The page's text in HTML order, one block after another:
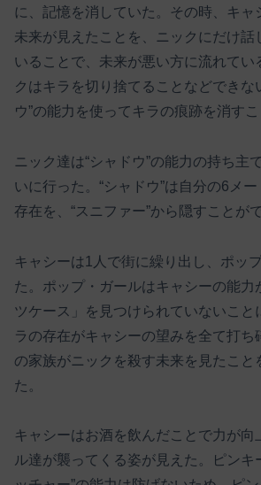
に、記憶を消していた。その時、キャ
未来が見えたことを、ニックにだけ話
いることで、未来が悪い方に流れてい
クはキラを切り捨てることなどできな
ウ”の能力を使ってキラの痕跡を消すこ
ニック達は“シャドウ”の能力の持ち主
いに行った。“シャドウ”は自分の6メ
存在を、“スニファー”から隠すことが
キャシーは1人で街に繰り出し、ポッ
た。ポップ・ガールはキャシーの能力
ツケース」を見つけられていないこと
ラの存在がキャシーの望みを全て打ち
の家族がニックを殺す未来を見たこと
た。
キャシーはお酒を飲んだことで力が向
ル達が襲ってくる姿が見えた。ピンキ